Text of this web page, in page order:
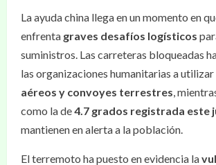
La ayuda china llega en un momento en
enfrenta graves desafíos logísticos
suministros. Las carreteras bloqueadas
las organizaciones humanitarias a utilizar
aéreos y convoyes terrestres,
como la de4.7 grados registrada este
mantienen en alerta a la población.
El terremoto ha puesto en evidencia la